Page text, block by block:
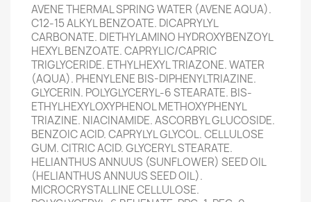
AVENE THERMAL SPRING WATER (AVENE AQUA).
C12-15 ALKYL BENZOATE. DICAPRYLYL
CARBONATE. DIETHYLAMINO HYDROXYBENZOYL
HEXYL BENZOATE. CAPRYLIC/CAPRIC
TRIGLYCERIDE. ETHYLHEXYL TRIAZONE. WATER
(AQUA). PHENYLENE BIS-DIPHENYLTRIAZINE.
GLYCERIN. POLYGLYCERYL-6 STEARATE. BIS-
ETHYLHEXYLOXYPHENOL METHOXYPHENYL
TRIAZINE. NIACINAMIDE. ASCORBYL GLUCOSIDE.
BENZOIC ACID. CAPRYLYL GLYCOL. CELLULOSE
GUM. CITRIC ACID. GLYCERYL STEARATE.
HELIANTHUS ANNUUS (SUNFLOWER) SEED OIL
(HELIANTHUS ANNUUS SEED OIL).
MICROCRYSTALLINE CELLULOSE.